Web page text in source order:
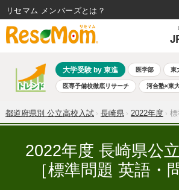
大学受験 by 東進 医学部 東
医専予備校徹底リサーチ 河合塾×東
共通テスト 夏休み 8月開催学校説明会・相談会
自由研究教材（小学生向け） 自由研究教材（中学生
ランキング
都道府県別 公立高校入試 長崎県 2022年度
2022年度 長崎県公
［標準問題 英語・
リセマム メンバーズ